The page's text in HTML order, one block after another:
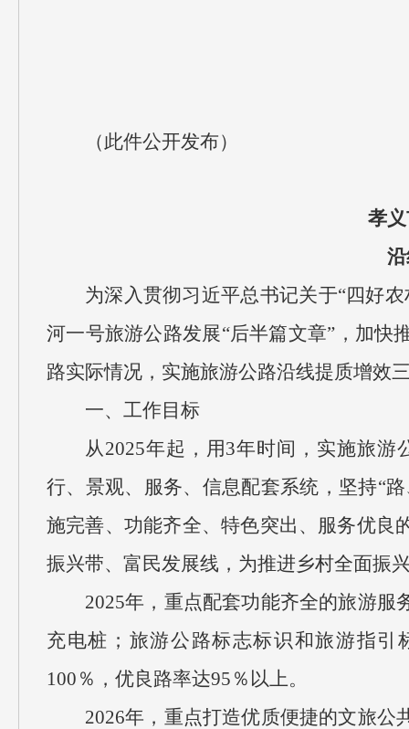
（此件公开发布）
孝
为深入贯彻习近平总书记关于“四好
河一号旅游公路发展“后半篇文章”，加快
路实际情况，实施旅游公路沿线提质增效
一、工作目标
从2025年起，用3年时间，实施旅
行、景观、服务、信息配套系统，坚持“
施完善、功能齐全、特色突出、服务优良
振兴带、富民发展线，为推进乡村全面振
2025年，重点配套功能齐全的旅游
充电桩；旅游公路标志标识和旅游指
100％，优良路率达95％以上。
2026年，重点打造优质便捷的文旅